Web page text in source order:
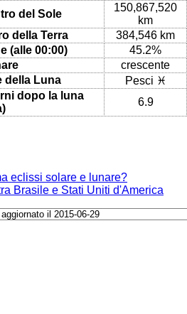
del Sole
150,867,520
km
della Terra
384,546 km
(alle 00:00)
45.2%
crescente
della Luna
Pesci ♓
dopo la luna
6.9
eclissi solare e lunare?
Brasile e Stati Uniti d'America
il 2015-06-29